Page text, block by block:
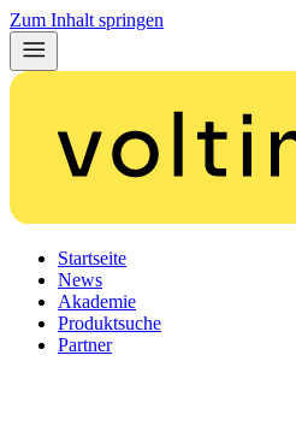
Zum Inhalt springen
Startseite
News
Akademie
Produktsuche
Partner